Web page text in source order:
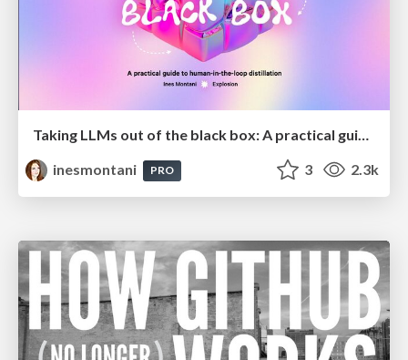
Taking LLMs out of the black box: A practical guide to human-in-the-loop distillation
inesmontani
PRO 3 2.3k